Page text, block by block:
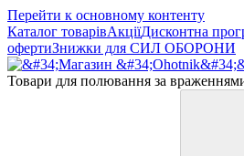
Перейти к основному контенту
Каталог товарівАкціїДисконтна
офертиЗнижки для СИЛ ОБОРОНИ
Товари для полювання за